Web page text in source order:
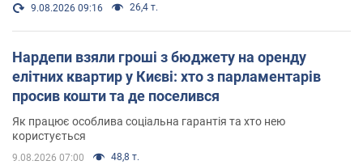
9.08.2026 09:16 26,4 т.
Нардепи взяли гроші з бюджету на оренду
елітних квартир у Києві: хто з парламентарів
просив кошти та де поселився
Як працює особлива соціальна гарантія та хто нею
користується
9.08.2026 07:00 48,8 т.